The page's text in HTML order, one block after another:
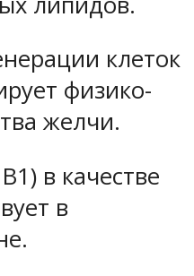
клеток
физико-
желчи.
в качестве
в